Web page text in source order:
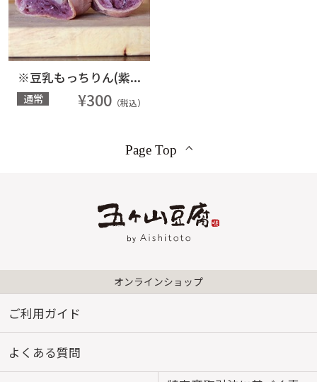
※豆乳もっちりん(紫...
通常 ¥300 （税込）
Page Top
オンラインショップ
ご利用ガイド
よくある質問